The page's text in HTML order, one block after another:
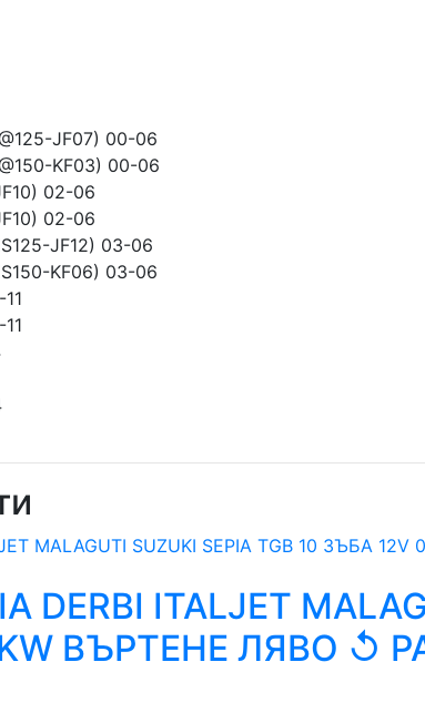
JF07) 00-06
KF03) 00-06
02-06
02-06
JF12) 03-06
KF06) 03-06
DERBI ITALJET
ВЪРТЕНЕ ЛЯВО ↺